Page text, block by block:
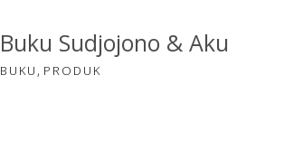
Buku Sudjojono & Aku
BUKU , PRODUK